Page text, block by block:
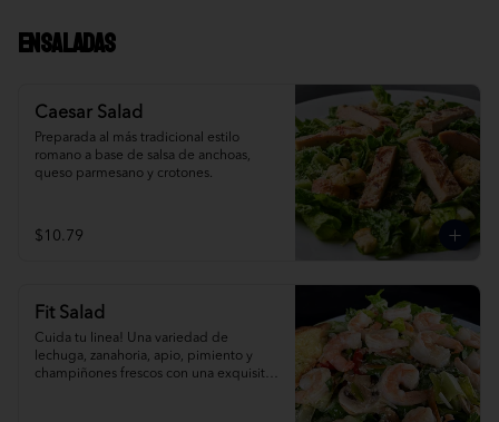
Ensaladas
Caesar Salad
Preparada al más tradicional estilo
romano a base de salsa de anchoas,
queso parmesano y crotones.
$10.79
Fit Salad
Cuida tu linea! Una variedad de
lechuga, zanahoria, apio, pimiento y
champiñones frescos con una exquisita